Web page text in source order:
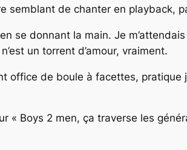
semblant de chanter en playback,
se donnant la main. Je
un torrent d’amour, vraiment.
office de boule à facettes, pratique
« Boys 2 men, ça traverse les